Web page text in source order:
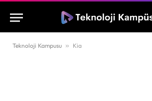
Teknoloji Kampusu » Kia